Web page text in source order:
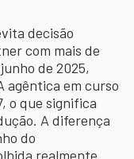
decisão
com mais de
de 2025,
agêntica em curso
o que significa
A diferença
do
realmente